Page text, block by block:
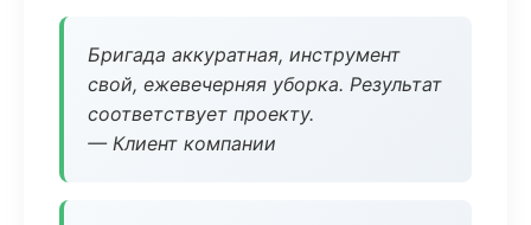
Бригада аккуратная, инструмент
свой, ежевечерняя уборка. Результат
соответствует проекту.
— Клиент компании